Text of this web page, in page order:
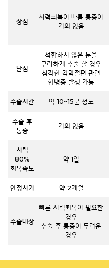
장점
시력회복이 빠름 통증이
거의 없음
단점
적합하지 않은 눈을
무리하게 수술 할 경우
심각한 각막절편 관련
합병증 발생 가능
수술시간 약 10~15분 정도
수술 후
통증
거의 없음
시력
80%
회복속도
약 1일
안정시기 약 2개월
수술대상
빠른 시력회복이 필요한
경우
수술 후 통증이 두려운
경우